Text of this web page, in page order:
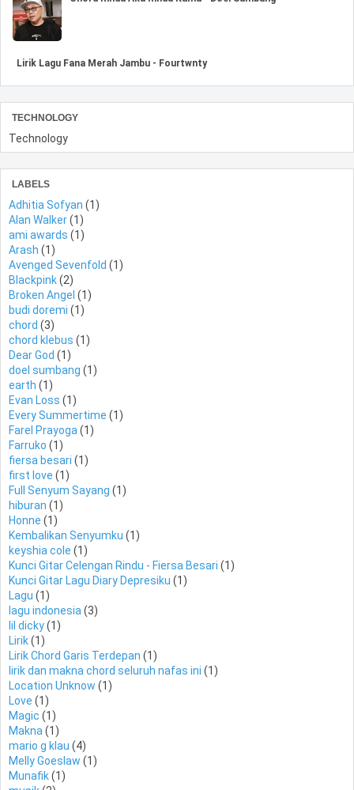
Lirik Lagu Fana Merah Jambu - Fourtwnty
TECHNOLOGY
Technology
LABELS
Adhitia Sofyan (1)
Alan Walker(1)
ami awards (1)
Arash (1)
Avenged Sevenfold (1)
Blackpink(2)
Broken Angel (1)
budi doremi (1)
chord (3)
chord klebus (1)
Dear God (1)
doel sumbang (1)
earth (1)
Evan Loss (1)
Every Summertime (1)
Farel Prayoga (1)
Farruko (1)
fiersa besari (1)
first love (1)
Full Senyum Sayang (1)
hiburan (1)
Honne (1)
Kembalikan Senyumku (1)
keyshia cole (1)
Kunci Gitar Celengan Rindu - Fiersa Besari (1)
Kunci Gitar Lagu Diary Depresiku (1)
Lagu (1)
lagu indonesia (3)
lil dicky(1)
Lirik(1)
Lirik Chord Garis Terdepan (1)
lirik dan makna chord seluruh nafas ini (1)
Location Unknow (1)
Love (1)
Magic (1)
Makna (1)
mario g klau (4)
Melly Goeslaw (1)
Munafik(1)